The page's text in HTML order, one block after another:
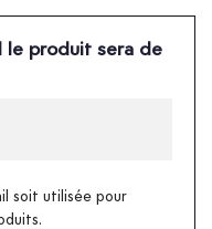
le produit sera de
soit utilisée pour